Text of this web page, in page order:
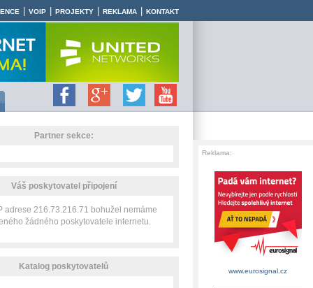
VOIP PROJEKTY REKLAMA KONTAKT
Partner sekce:
Váš poskytovatel připojení
adrese 216.73.216.71 bohužel nemáme
žádného poskytovatele internetu.
Katalog poskytovatelů
Reklama:
www.eurosignal.cz